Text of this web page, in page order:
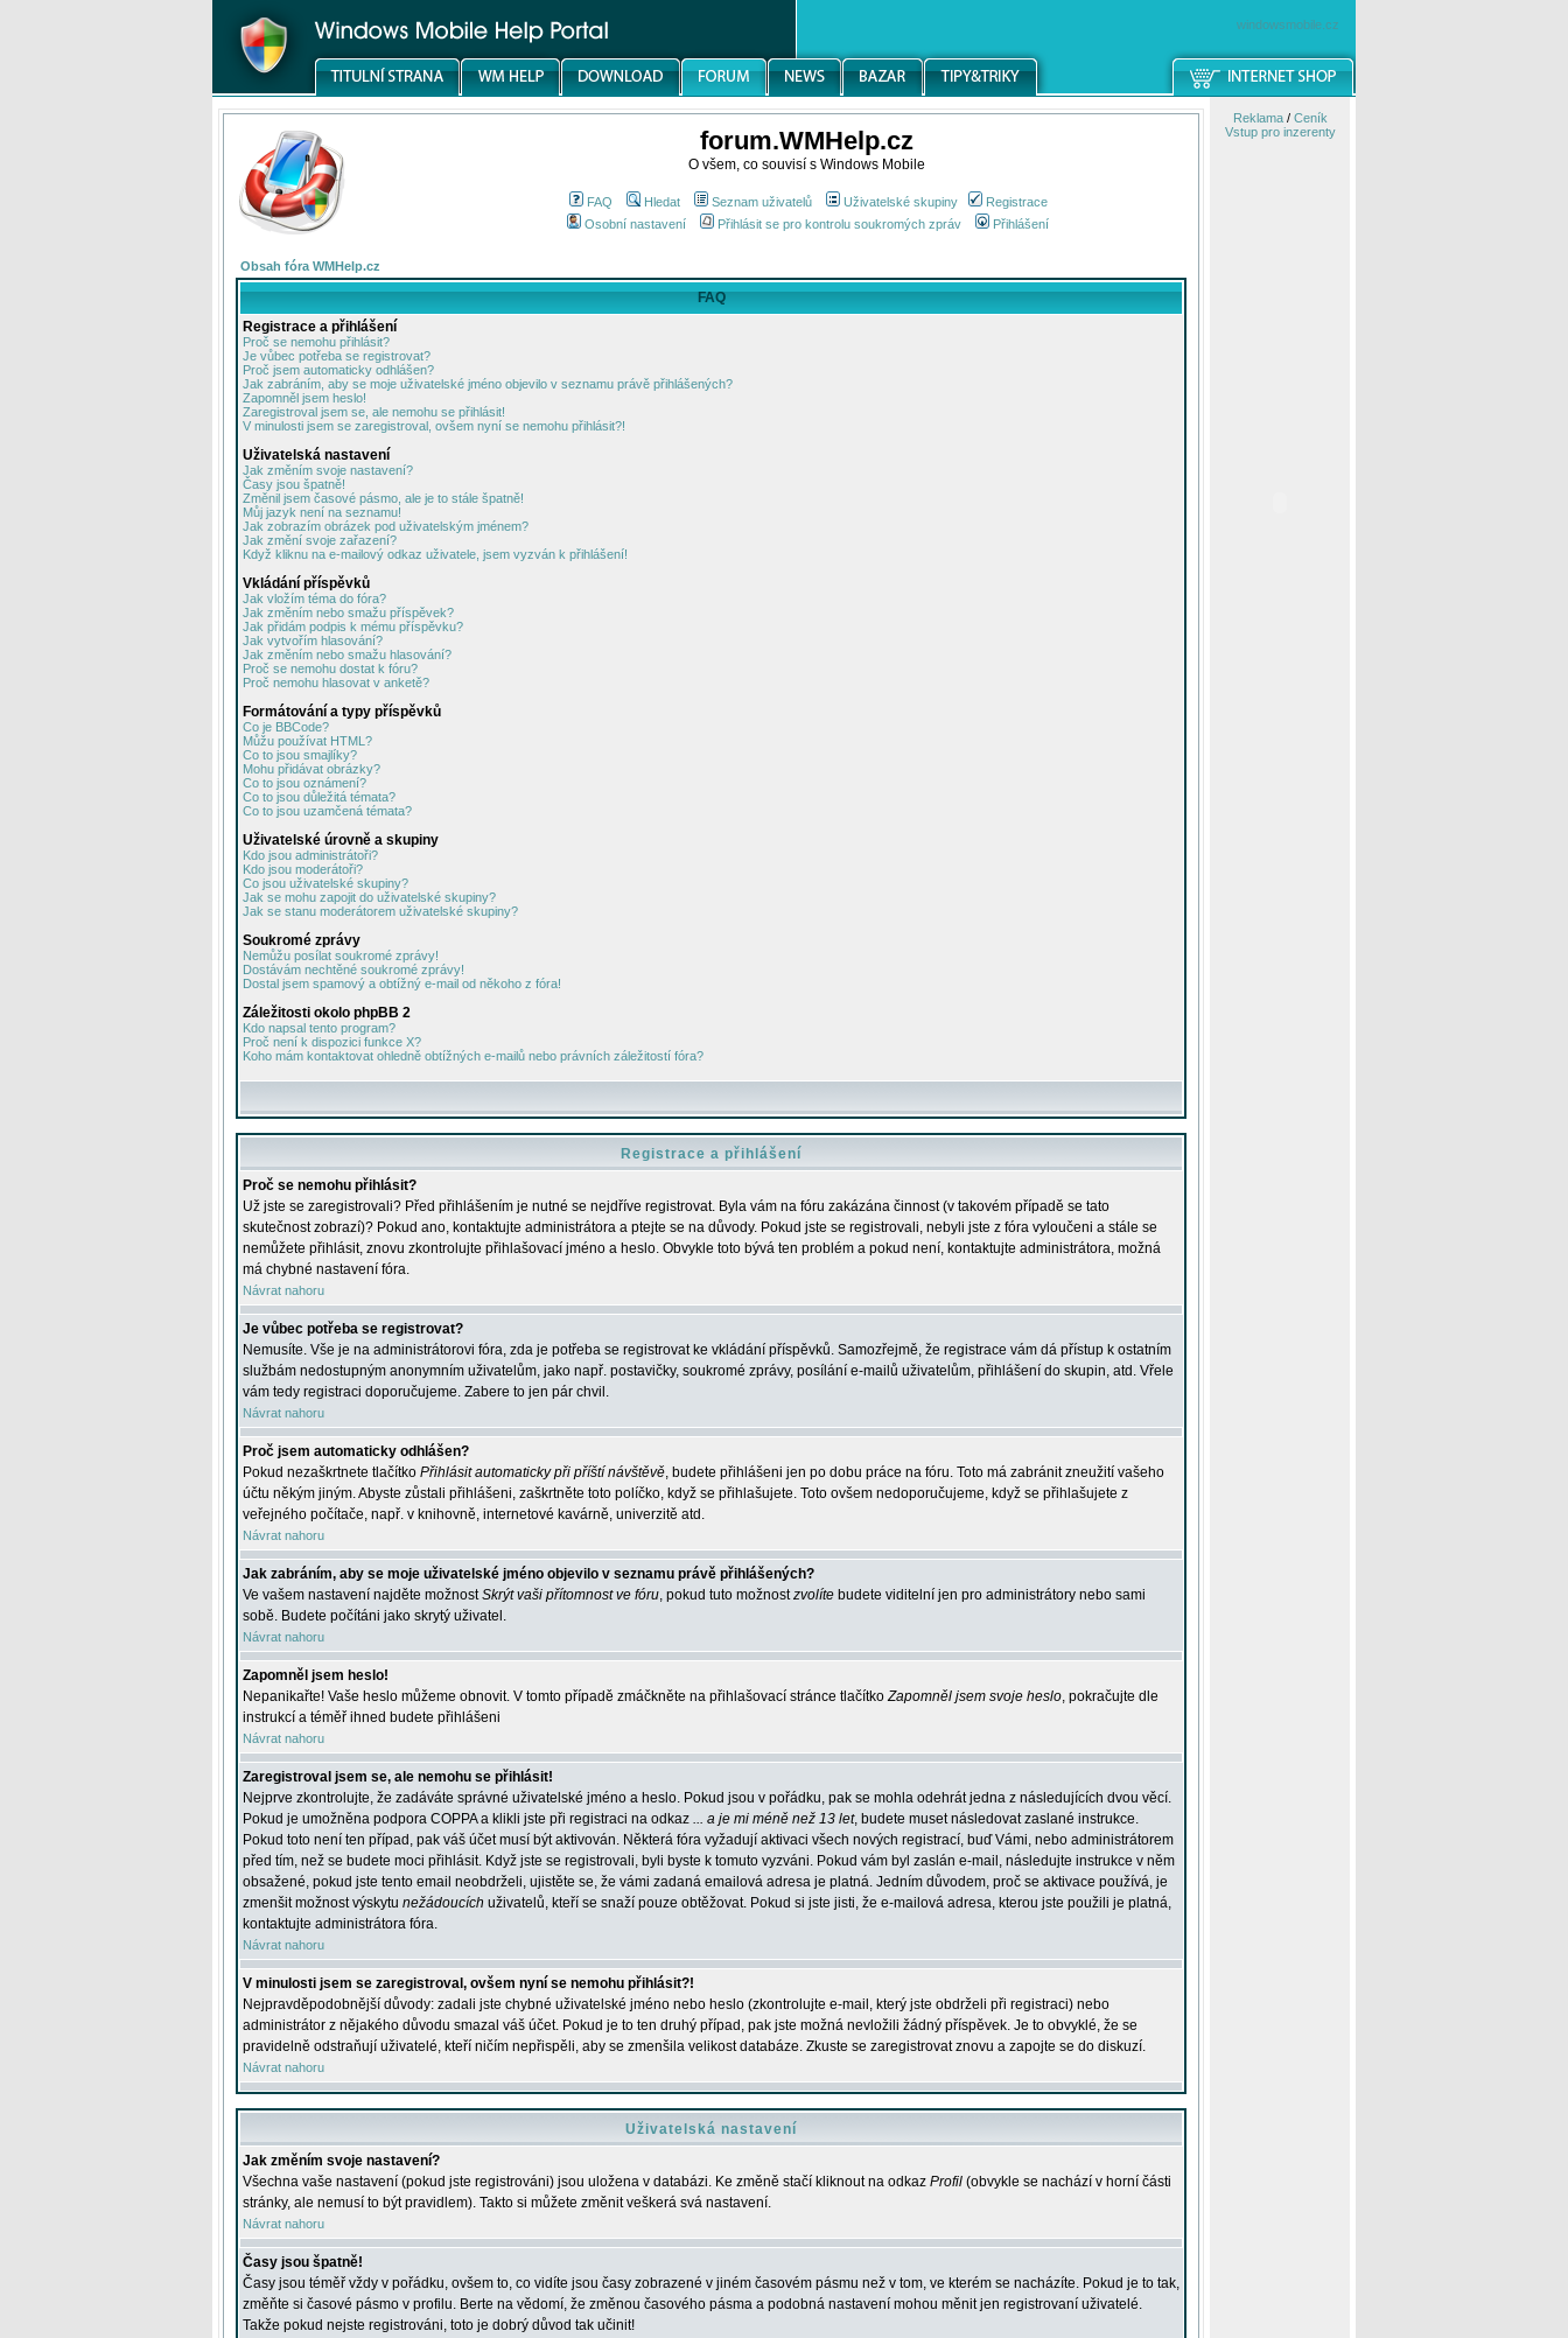
windowsmobile.cz
forum.WMHelp.cz
O všem, co souvisí s Windows Mobile
FAQ Hledat Seznam uživatelů Uživatelské skupiny
Registrace
Osobní nastavení
Přihlásit se pro kontrolu soukromých zpráv Přihlášení
Obsah fóra WMHelp.cz
FAQ
Registrace a přihlášení
Proč se nemohu přihlásit?
Je vůbec potřeba se registrovat?
Proč jsem automaticky odhlášen?
Jak zabráním, aby se moje uživatelské jméno objevilo v seznamu právě přihlášených?
Zapomněl jsem heslo!
Zaregistroval jsem se, ale nemohu se přihlásit!
V minulosti jsem se zaregistroval, ovšem nyní se nemohu přihlásit?!
Uživatelská nastavení
Jak změním svoje nastavení?
Časy jsou špatně!
Změnil jsem časové pásmo, ale je to stále špatně!
Můj jazyk není na seznamu!
Jak zobrazím obrázek pod uživatelským jménem?
Jak změní svoje zařazení?
Když kliknu na e-mailový odkaz uživatele, jsem vyzván k přihlášení!
Vkládání příspěvků
Jak vložím téma do fóra?
Jak změním nebo smažu příspěvek?
Jak přidám podpis k mému příspěvku?
Jak vytvořím hlasování?
Jak změním nebo smažu hlasování?
Proč se nemohu dostat k fóru?
Proč nemohu hlasovat v anketě?
Formátování a typy příspěvků
Co je BBCode?
Můžu používat HTML?
Co to jsou smajlíky?
Mohu přidávat obrázky?
Co to jsou oznámení?
Co to jsou důležitá témata?
Co to jsou uzamčená témata?
Uživatelské úrovně a skupiny
Kdo jsou administrátoři?
Kdo jsou moderátoři?
Co jsou uživatelské skupiny?
Jak se mohu zapojit do uživatelské skupiny?
Jak se stanu moderátorem uživatelské skupiny?
Soukromé zprávy
Nemůžu posílat soukromé zprávy!
Dostávám nechtěné soukromé zprávy!
Dostal jsem spamový a obtížný e-mail od někoho z fóra!
Záležitosti okolo phpBB 2
Kdo napsal tento program?
Proč není k dispozici funkce X?
Koho mám kontaktovat ohledně obtížných e-mailů nebo právních záležitostí fóra?
Registrace a přihlášení
Proč se nemohu přihlásit?
Už jste se zaregistrovali? Před přihlášením je nutné se nejdříve registrovat. Byla vám na fóru zakázána činnost (v takovém případě se tato
skutečnost zobrazí)? Pokud ano, kontaktujte administrátora a ptejte se na důvody. Pokud jste se registrovali, nebyli jste z fóra vyloučeni a stále se
nemůžete přihlásit, znovu zkontrolujte přihlašovací jméno a heslo. Obvykle toto bývá ten problém a pokud není, kontaktujte administrátora, možná
má chybné nastavení fóra.
Návrat nahoru
Je vůbec potřeba se registrovat?
Nemusíte. Vše je na administrátorovi fóra, zda je potřeba se registrovat ke vkládání příspěvků. Samozřejmě, že registrace vám dá přístup k ostatním
službám nedostupným anonymním uživatelům, jako např. postavičky, soukromé zprávy, posílání e-mailů uživatelům, přihlášení do skupin, atd. Vřele
vám tedy registraci doporučujeme. Zabere to jen pár chvil.
Návrat nahoru
Proč jsem automaticky odhlášen?
Pokud nezaškrtnete tlačítko Přihlásit automaticky při příští návštěvě, budete přihlášeni jen po dobu práce na fóru. Toto má zabránit zneužití vašeho
účtu někým jiným. Abyste zůstali přihlášeni, zaškrtněte toto políčko, když se přihlašujete. Toto ovšem nedoporučujeme, když se přihlašujete z
veřejného počítače, např. v knihovně, internetové kavárně, univerzitě atd.
Návrat nahoru
Jak zabráním, aby se moje uživatelské jméno objevilo v seznamu právě přihlášených?
Ve vašem nastavení najděte možnostSkrýt vaši přítomnost ve fóru, pokud tuto možnostzvolíte budete viditelní jen pro administrátory nebo sami
sobě. Budete počítáni jako skrytý uživatel.
Návrat nahoru
Zapomněl jsem heslo!
Nepanikařte! Vaše heslo můžeme obnovit. V tomto případě zmáčkněte na přihlašovací stránce tlačítkoZapomněl jsem svoje heslo, pokračujte dle
instrukcí a téměř ihned budete přihlášeni
Návrat nahoru
Zaregistroval jsem se, ale nemohu se přihlásit!
Nejprve zkontrolujte, že zadáváte správné uživatelské jméno a heslo. Pokud jsou v pořádku, pak se mohla odehrát jedna z následujících dvou věcí.
Pokud je umožněna podpora COPPA a klikli jste při registraci na odkaz ... a je mi méně než 13 let, budete muset následovat zaslané instrukce.
Pokud toto není ten případ, pak váš účet musí být aktivován. Některá fóra vyžadují aktivaci všech nových registrací, buď Vámi, nebo administrátorem
před tím, než se budete moci přihlásit. Když jste se registrovali, byli byste k tomuto vyzváni. Pokud vám byl zaslán e-mail, následujte instrukce v něm
obsažené, pokud jste tento email neobdrželi, ujistěte se, že vámi zadaná emailová adresa je platná. Jedním důvodem, proč se aktivace používá, je
zmenšit možnost výskytu nežádoucích uživatelů, kteří se snaží pouze obtěžovat. Pokud si jste jisti, že e-mailová adresa, kterou jste použili je platná,
kontaktujte administrátora fóra.
Návrat nahoru
V minulosti jsem se zaregistroval, ovšem nyní se nemohu přihlásit?!
Nejpravděpodobnější důvody: zadali jste chybné uživatelské jméno nebo heslo (zkontrolujte e-mail, který jste obdrželi při registraci) nebo
administrátor z nějakého důvodu smazal váš účet. Pokud je to ten druhý případ, pak jste možná nevložili žádný příspěvek. Je to obvyklé, že se
pravidelně odstraňují uživatelé, kteří ničím nepřispěli, aby se zmenšila velikost databáze. Zkuste se zaregistrovat znovu a zapojte se do diskuzí.
Návrat nahoru
Uživatelská nastavení
Jak změním svoje nastavení?
Všechna vaše nastavení (pokud jste registrováni) jsou uložena v databázi. Ke změně stačí kliknout na odkaz Profil (obvykle se nachází v horní části
stránky, ale nemusí to být pravidlem). Takto si můžete změnit veškerá svá nastavení.
Návrat nahoru
Časy jsou špatně!
Časy jsou téměř vždy v pořádku, ovšem to, co vidíte jsou časy zobrazené v jiném časovém pásmu než v tom, ve kterém se nacházíte. Pokud je to tak,
změňte si časové pásmo v profilu. Berte na vědomí, že změnou časového pásma a podobná nastavení mohou měnit jen registrovaní uživatelé.
Takže pokud nejste registrováni, toto je dobrý důvod tak učinit!
Reklama/ Ceník
Vstup pro inzerenty